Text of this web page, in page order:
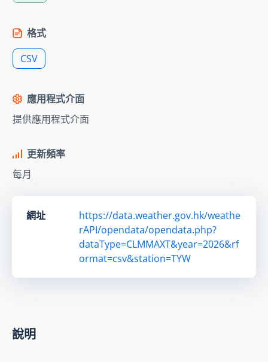
格式
CSV
應用程式介面
提供應用程式介面
更新頻率
每月
網址
https://data.weather.gov.hk/weathe
rAPI/opendata/opendata.php?
dataType=CLMMAXT&year=2026&rf
ormat=csv&station=TYW
說明